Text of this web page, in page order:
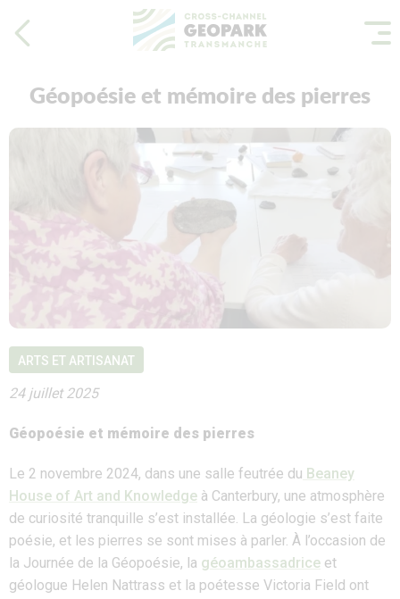
Géopoésie et mémoire des pierres
ARTS ET ARTISANAT
24 juillet 2025
Géopoésie et mémoire des pierres
Le 2 novembre 2024, dans une salle feutrée du Beaney
House of Art and Knowledge à Canterbury, une atmosphère
de curiosité tranquille s’est installée. La géologie s’est faite
poésie, et les pierres se sont mises à parler. À l’occasion de
la Journée de la Géopoésie, la géoambassadrice et
géologue Helen Nattrass et la poétesse Victoria Field ont